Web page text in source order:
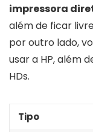
impressora
além de ficar
por outro lado,
usar a HP, além
HDs.
Tipo